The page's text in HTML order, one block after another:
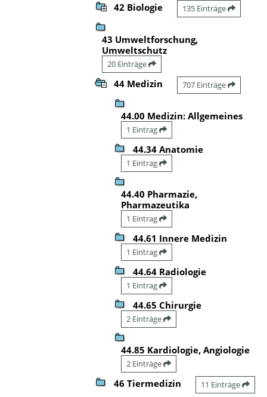
42 Biologie 135 Einträge
43 Umweltforschung,
Umweltschutz
20 Einträge
44 Medizin 707 Einträge
44.00 Medizin: Allgemeines
1 Eintrag
44.34 Anatomie
1 Eintrag
44.40 Pharmazie,
Pharmazeutika
1 Eintrag
44.61 Innere Medizin
1 Eintrag
44.64 Radiologie
1 Eintrag
44.65 Chirurgie
2 Einträge
44.85 Kardiologie, Angiologie
2 Einträge
46 Tiermedizin 11 Einträge